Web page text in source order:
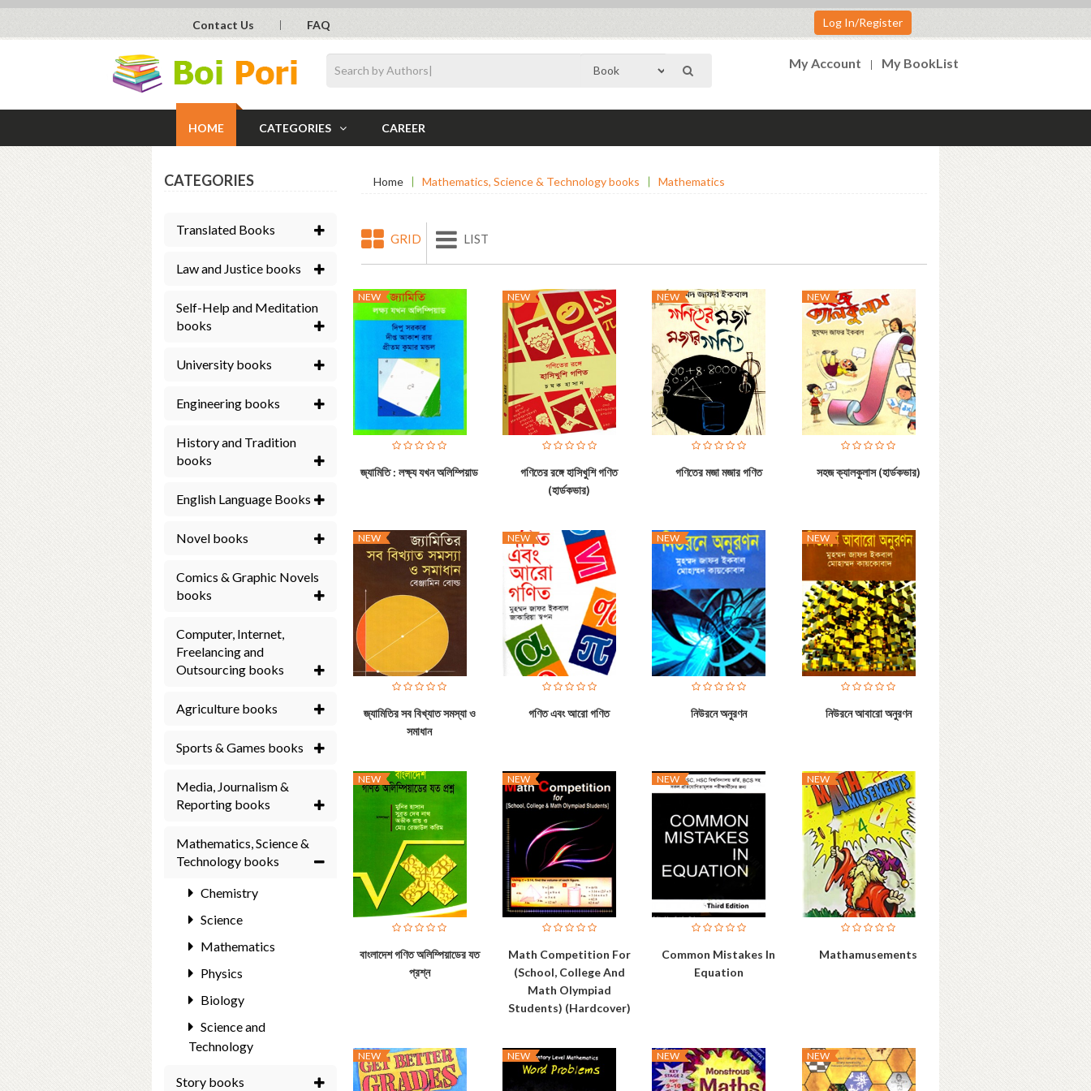
Contact Us FAQ Log In/Register
My Account My BookList
HOME CATEGORIES CAREER
CATEGORIES
Translated Books
Law and Justice books
Self-Help and Meditation
books
University books
Engineering books
History and Tradition
books
English Language Books
Novel books
Comics & Graphic Novels
books
Computer, Internet,
Freelancing and
Outsourcing books
Agriculture books
Sports & Games books
Media, Journalism &
Reporting books
Mathematics, Science &
Technology books
Chemistry
Science
Mathematics
Physics
Biology
Science and
Technology
Story books
Home Mathematics, Science & Technology books Mathematics
GRID LIST
NEW
জ্যামিতি : লক্ষ্য যখন অলিম্পিয়াড
NEW
গণিতের রঙ্গে হাসিখুশি গণিত
(হার্ডকভার)
NEW
গণিতের মজা মজার গণিত
NEW
সহজ ক্যালকুলাস (হার্ডকভার)
NEW
জ্যামিতির সব বিখ্যাত সমস্যা ও
সমাধান
NEW
গণিত এবং আরো গণিত
NEW
নিউরনে অনুরণন
NEW
নিউরনে আবারো অনুরণন
NEW
বাংলাদেশ গণিত অলিম্পিয়াডের যত
প্রশ্ন
NEW
Math Competition For
(School, College And
Math Olympiad
Students) (Hardcover)
NEW
Common Mistakes In
Equation
NEW
Mathamusements
NEW NEW NEW NEW